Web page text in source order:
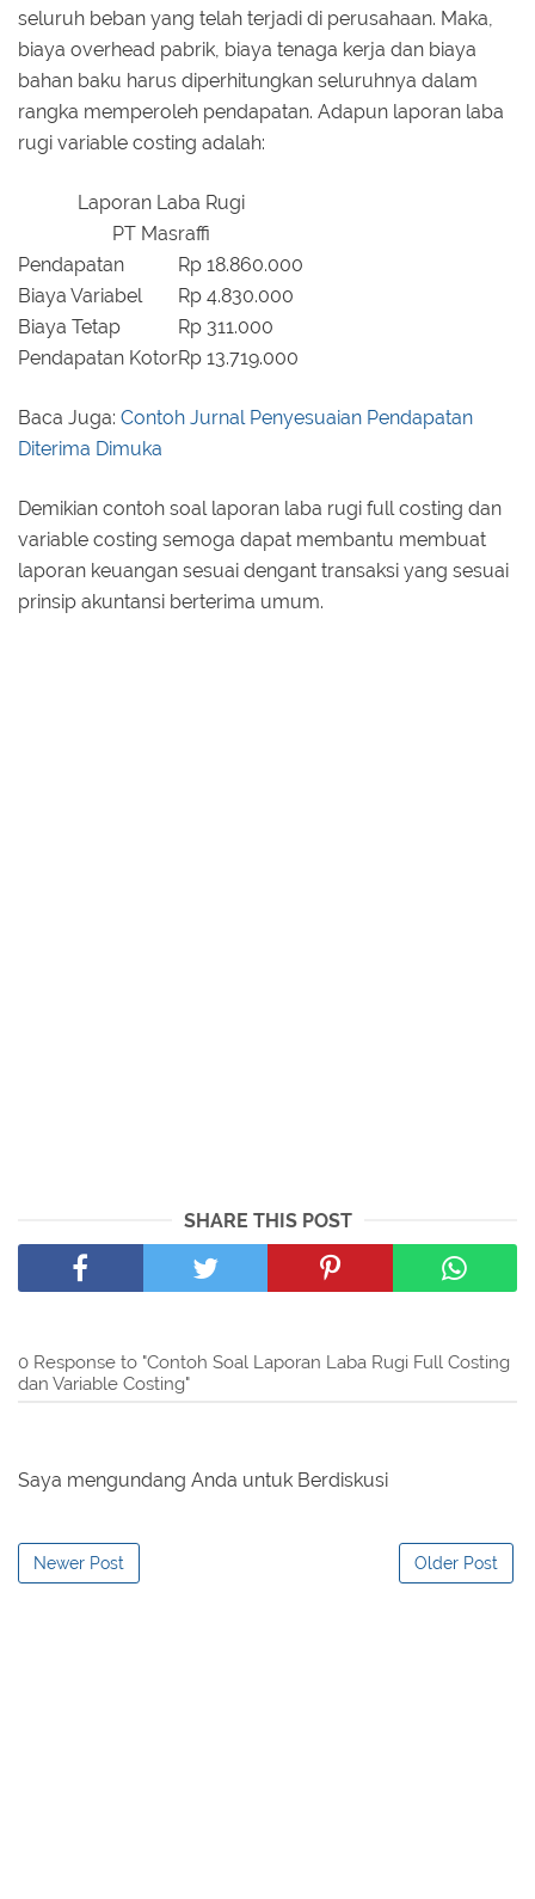
seluruh beban yang telah terjadi di perusahaan. Maka,
biaya overhead pabrik, biaya tenaga kerja dan biaya
bahan baku harus diperhitungkan seluruhnya dalam
rangka memperoleh pendapatan. Adapun laporan laba
rugi variable costing adalah:
Laporan Laba Rugi
PT Masraffi
Pendapatan
Rp 18.860.000
Biaya Variabel
Rp 4.830.000
Biaya Tetap
Rp 311.000
Pendapatan KotorRp 13.719.000
Baca Juga: Contoh Jurnal Penyesuaian Pendapatan
Diterima Dimuka
Demikian contoh soal laporan laba rugi full costing dan
variable costing semoga dapat membantu membuat
laporan keuangan sesuai dengant transaksi yang sesuai
prinsip akuntansi berterima umum.
SHARE THIS POST
0 Response to "Contoh Soal Laporan Laba Rugi Full Costing
dan Variable Costing"
Saya mengundang Anda untuk Berdiskusi
Newer Post Older Post